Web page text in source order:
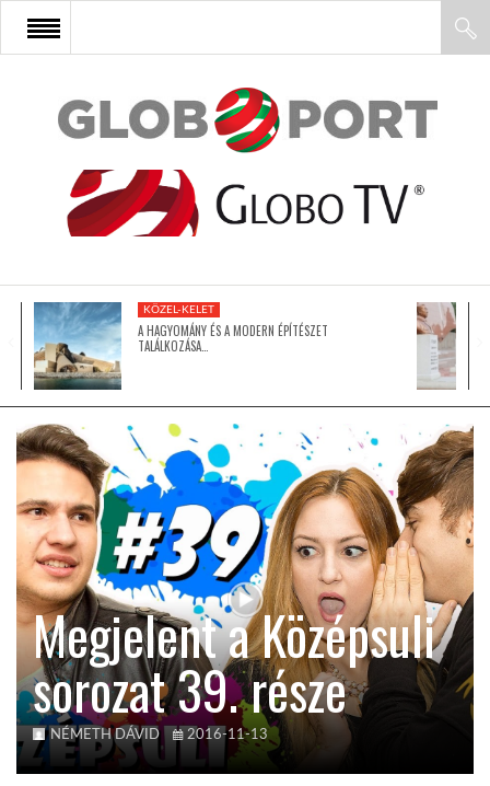
FŐOLDAL
AFRIKA
ÁZSIA
LATIN-AMERIKA
KÖZEL-KELET
AUSZTRÁLIA
A VILÁG ITTHON
MÉDIA
KÖZEL-KELET
A HAGYOMÁNY ÉS A MODERN ÉPÍTÉSZET
TALÁLKOZÁSA…
Megjelent a Középsuli
sorozat 39. része
NÉMETH DÁVID 2016-11-13